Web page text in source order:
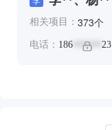
相关项目： 373个
电话： 186 ****** 23